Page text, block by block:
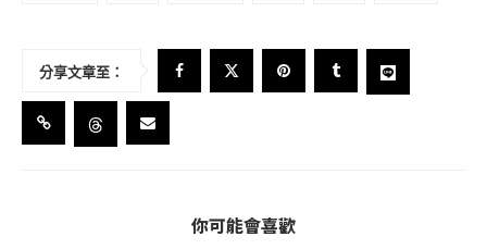
分享文章至：
你可能會喜歡